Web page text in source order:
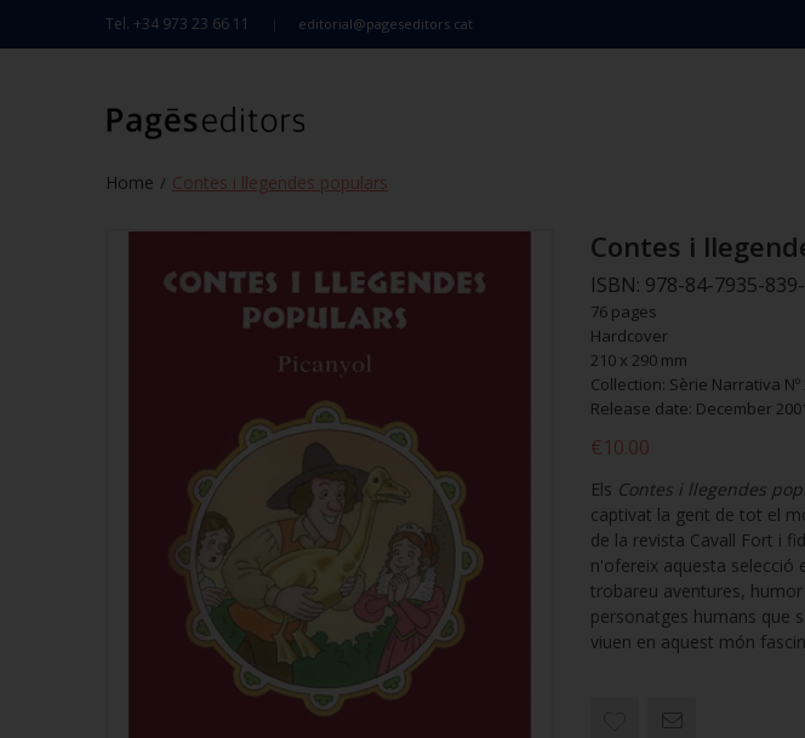
Tel. +34 973 23 66 11 editorial@pageseditors.cat
Home / Contes i llegendes populars
Contes i
ISBN: 978-84-7935-
76 pages
Hardcover
210 x 290 mm
Collection: Sèrie Narrativa Nº
Release date: December
€10.00
Els Contes i llegendes
captivat la gent de tot el
de la revista Cavall Fort i
n'ofereix aquesta selecció
trobareu aventures,
personatges humans que
viuen en aquest món